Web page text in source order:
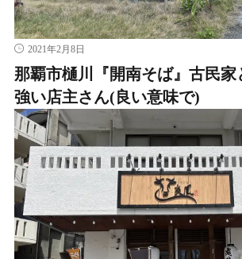
2021年2月8日
那覇市樋川『開南そば』古民家
強い店主さん(良い意味で)